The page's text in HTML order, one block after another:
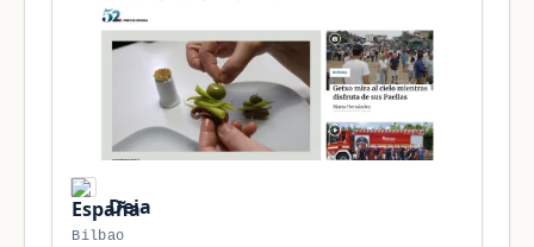
Deia
Bilbao